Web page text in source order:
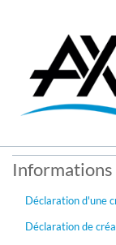
Informations
Déclaration d'une
Déclaration de